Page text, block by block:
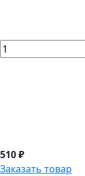
510 ₽
Заказать товар